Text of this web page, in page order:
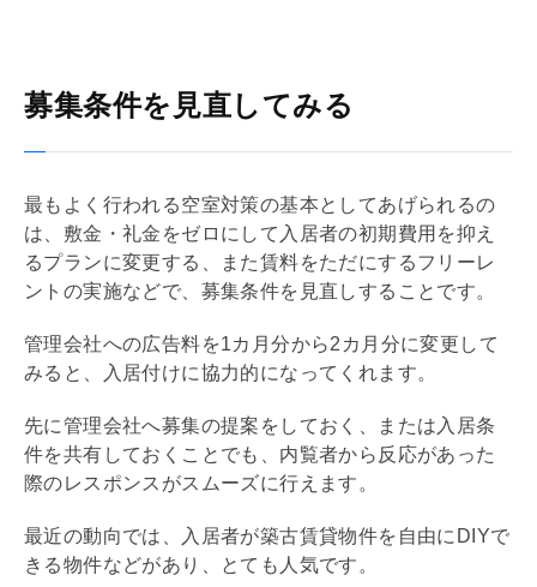
募集条件を見直してみる
最もよく行われる空室対策の基本としてあげられるの
は、 敷金 ・礼金 をゼロにして入居者の初期費用を抑え
るプランに変更する、また賃料をただにするフリーレ
ント の実施などで、募集条件を見直しすることです。
管理会社への広告料を1カ月分から2カ月分に変更して
みると、入居付けに協力的になってくれます。
先に管理会社へ募集の提案をしておく、または入居条
件を共有しておくことでも、 内覧者から反応があった
際のレスポンスがスムーズに行えます。
最近の動向では、入居者が築古賃貸物件を自由にDIYで
きる物件などがあり、とても人気です。